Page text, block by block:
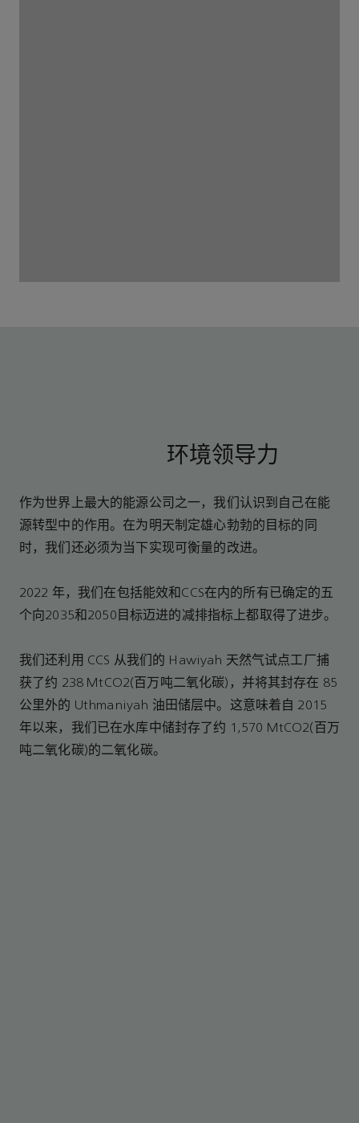
环境领导力
作为世界上最大的能源公司之一，我们认识到自己在能
源转型中的作用。在为明天制定雄心勃勃的目标的同
时，我们还必须为当下实现可衡量的改进。
2022 年，我们在包括能效和CCS在内的所有已确定的五
个向2035和2050目标迈进的减排指标上都取得了进步。
我们还利用 CCS 从我们的 Hawiyah 天然气试点工厂捕
获了约 238 MtCO2(百万吨二氧化碳)，并将其封存在 85
公里外的 Uthmaniyah 油田储层中。这意味着自 2015
年以来，我们已在水库中储封存了约 1,570 MtCO2(百万
吨二氧化碳)的二氧化碳。